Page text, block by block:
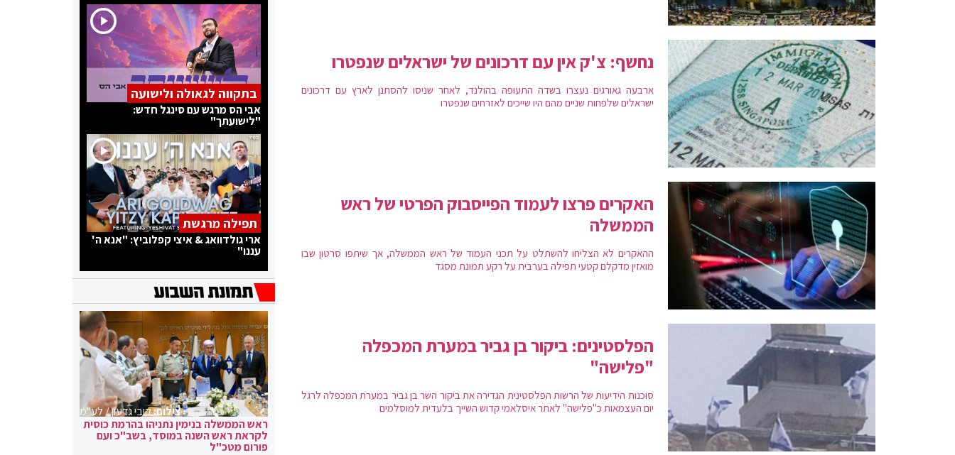
נחשף: צ'ק אין עם דרכונים של ישראלים שנפטרו
ארבעה גאורגים נעצרו בשדה התעופה בהולנד, לאחר שניסו להסתנן לארץ עם דרכונים
ישראלים שלפחות שניים מהם היו שייכים לאזרחים שנפטרו
האקרים פרצו לעמוד הפייסבוק הפרטי של ראש
הממשלה
ההאקרים לא הצליחו להשתלט על תכני העמוד של ראש הממשלה, אך שיתפו סרטון שבו
מואזין מדקלם קטעי תפילה בערבית על רקע תמונת מסגד
הפלסטינים: ביקור בן גביר במערת המכפלה
"פלישה"
סוכנות הידיעות של הרשות הפלסטינית הגדירה את ביקור השר בן גביר במערת המכפלה לרגל
יום העצמאות כ"פלישה" לאתר איסלאמי קדוש השייך בלעדית למוסלמים
בתקווה לגאולה ולישועה
אבי הס מרגש עם סינגל חדש:
"לישועתך"
תפילה מרגשת
ארי גולדוואג & איצי קפלוביץ: "אנא ה'
עננו"
צילום:קובי גדעון / לע"מ
ראש הממשלה בנימין נתניהו בהרמת כוסית
לקראת ראש השנה במוסד, בשב"כ ועם
פורום מטכ"ל